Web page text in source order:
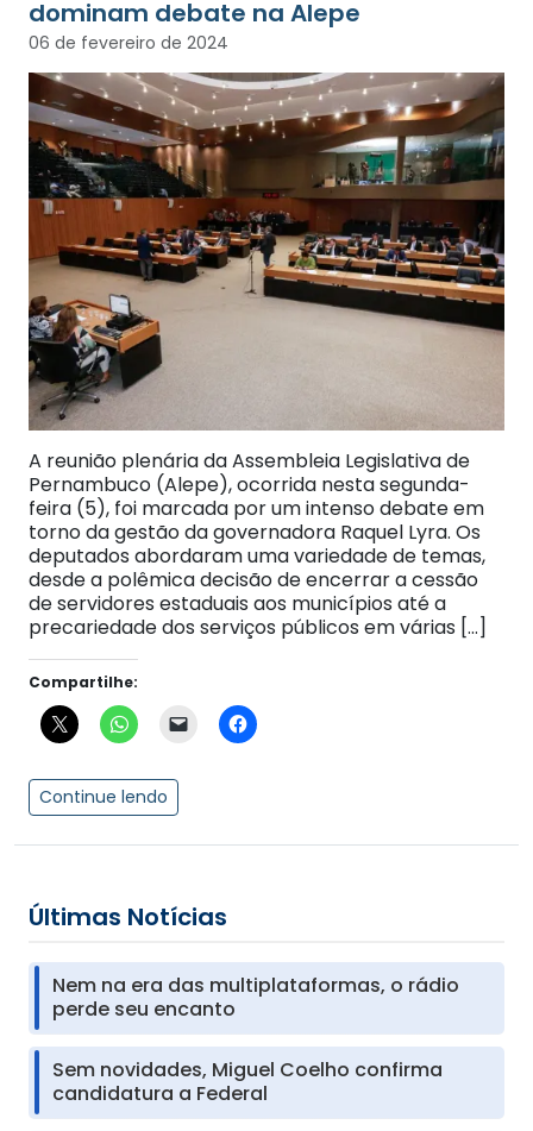
dominam debate na Alepe
06 de fevereiro de 2024
A reunião plenária da Assembleia Legislativa de
Pernambuco (Alepe), ocorrida nesta segunda-
feira (5), foi marcada por um intenso debate em
torno da gestão da governadora Raquel Lyra. Os
deputados abordaram uma variedade de temas,
desde a polêmica decisão de encerrar a cessão
de servidores estaduais aos municípios até a
precariedade dos serviços públicos em várias […]
Compartilhe:
Continue lendo
Últimas Notícias
Nem na era das multiplataformas, o rádio
perde seu encanto
Sem novidades, Miguel Coelho confirma
candidatura a Federal